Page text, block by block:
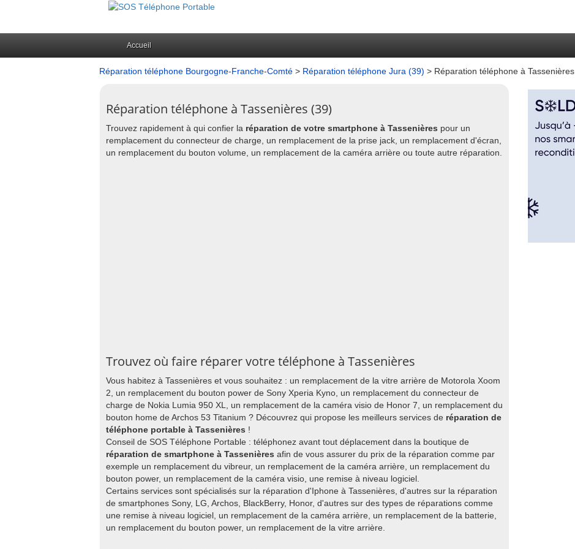
Accueil
Réparation téléphone Bourgogne-Franche-Comté > Réparation téléphone Jura (39) > Réparation téléphone à Tassenières
Réparation téléphone à Tassenières (39)
Trouvez rapidement à qui confier la réparation de votre smartphone à Tassenières pour un
remplacement du connecteur de charge, un remplacement de la prise jack, un remplacement d'écran,
un remplacement du bouton volume, un remplacement de la caméra arrière ou toute autre réparation.
Trouvez où faire réparer votre téléphone à Tassenières
Vous habitez à Tassenières et vous souhaitez : un remplacement de la vitre arrière de Motorola Xoom
2, un remplacement du bouton power de Sony Xperia Kyno, un remplacement du connecteur de
charge de Nokia Lumia 950 XL, un remplacement de la caméra visio de Honor 7, un remplacement du
bouton home de Archos 53 Titanium ? Découvrez qui propose les meilleurs services de réparation de
téléphone portable à Tassenières !
Conseil de SOS Téléphone Portable : téléphonez avant tout déplacement dans la boutique de
réparation de smartphone à Tassenières afin de vous assurer du prix de la réparation comme par
exemple un remplacement du vibreur, un remplacement de la caméra arrière, un remplacement du
bouton power, un remplacement de la caméra visio, une remise à niveau logiciel.
Certains services sont spécialisés sur la réparation d'Iphone à Tassenières, d'autres sur la réparation
de smartphones Sony, LG, Archos, BlackBerry, Honor, d'autres sur des types de réparations comme
une remise à niveau logiciel, un remplacement de la caméra arrière, un remplacement de la batterie,
un remplacement du bouton power, un remplacement de la vitre arrière.